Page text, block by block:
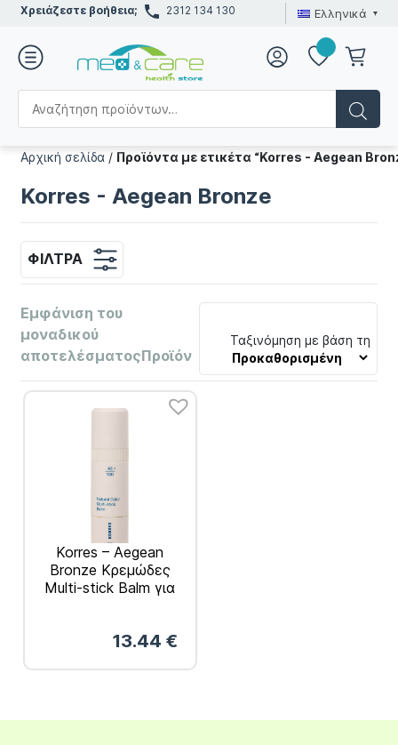
Χρειάζεστε βοήθεια; 2312 134 130 Ελληνικά
Αρχική σελίδα / Προϊόντα με ετικέτα “Korres - Aegean
Korres - Aegean Bronze
ΦΊΛΤΡΑ
Εμφάνιση του
μοναδικού
αποτελέσματοςΠροϊόν
Ταξινόμηση με βάση τη
Korres – Aegean
Bronze Κρεμώδες
Multi-stick Balm για
13.44 €